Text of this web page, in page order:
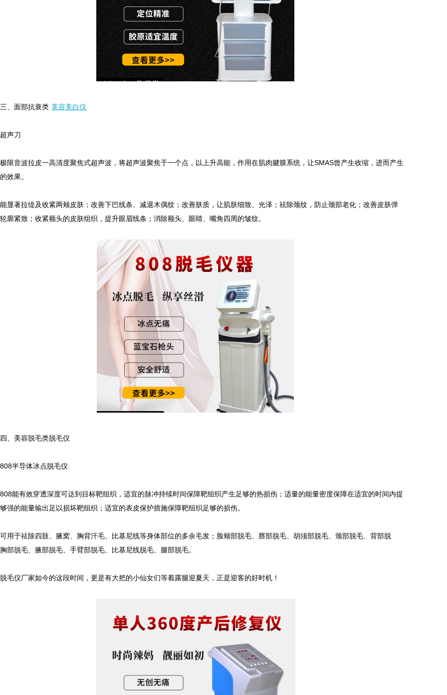
面部抗衰类 美容美白仪
刀
音波拉皮一高清度聚焦式超声波，将超声波聚焦于一个点，以上升高能，作用在肌肉腱膜系统，让SMAS曾产生收缩，进而产生
效果。
著拉缇及收紧两颊皮肤；改善下巴线条、减退木偶纹；改善肤质，让肌肤细致、光泽；祛除颈纹，防止颈部老化；改善皮肤弹
廓紧致；收紧额头的皮肤组织，提升眼眉线条；消除额头、眼睛、嘴角四周的皱纹。
美容脱毛类脱毛仪
半导体冰点脱毛仪
能有效穿透深度可达到目标靶组织，适宜的脉冲持续时间保障靶组织产生足够的热损伤；适量的能量密度保障在适宜的时间内提
强的能量输出足以损坏靶组织；适宜的表皮保护措施保障靶组织足够的损伤。
于祛除四肢、腋窝、胸背汗毛、比基尼线等身体部位的多余毛发；脸颊部脱毛、唇部脱毛、胡须部脱毛、颈部脱毛、背部脱
部脱毛、腋部脱毛、手臂部脱毛、比基尼线脱毛、腿部脱毛。
仪厂家如今的这段时间，更是有大把的小仙女们等着露腿迎夏天，正是迎客的好时机！